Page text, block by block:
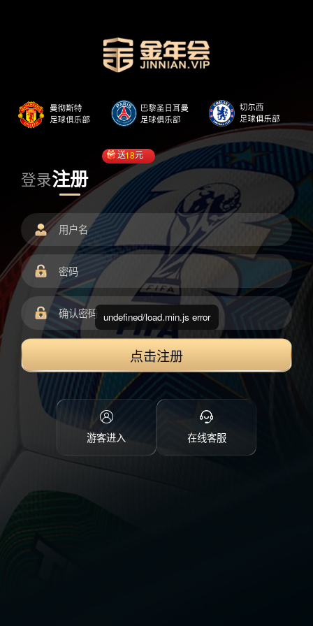
登录注册
送18元
点击注册
游客进入 在线客服
undefined/load.min.js error